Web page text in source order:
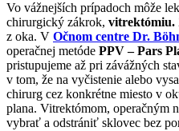
Vo vážnejších prípadoch môže
chirurgický zákrok, vitrektómiu.
z oka. V Očnom centre Dr.
operačnej metóde PPV – Pars
pristupujeme až pri závážných
v tom, že na vyčistenie alebo
chirurg cez konkrétne miesto v
plana. Vitrektómom, operačným
vybrať a odstrániť sklovec bez